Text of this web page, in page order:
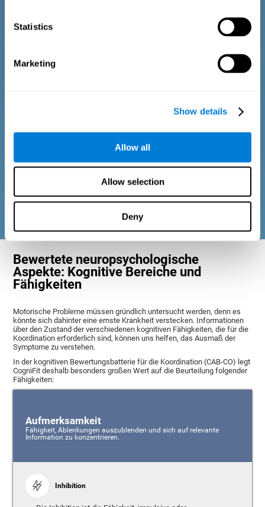
Statistics
Marketing
Show details
Allow all
Allow selection
Deny
Diagnosekriterien für Erwachsene und ältere
Menschen
Der Fragebogen umfasst verschiedene einfache Fragen, die
vom zuständigen Experten oder von der Person, die die
Die Fragen beziehen sich auf folgende Bereiche: physisches
Wohlbefinden (guter Zustand der kognitiven und emotionalen
bereichernde Beziehungen zu Mitmenschen). Die Fragen in
jedem dieser Bereiche passen sich an die alltägliche Routine
und die Aktivitäten von Erwachsenen und älteren Menschen an.
Bewertete neuropsychologische
Aspekte: Kognitive Bereiche und
Fähigkeiten
Motorische Probleme müssen gründlich untersucht werden, denn es
könnte sich dahinter eine ernste Krankheit verstecken. Informationen
über den Zustand der verschiedenen kognitiven Fähigkeiten, die für die
Koordination erforderlich sind, können uns helfen, das Ausmaß der
Symptome zu verstehen.
In der kognitiven Bewertungsbatterie für die Koordination (CAB-CO) legt
CogniFit deshalb besonders großen Wert auf die Beurteilung folgender
Fähigkeiten:
Aufmerksamkeit
Fähigkeit, Ablenkungen auszublenden und sich auf relevante
Information zu konzentrieren.
Inhibition